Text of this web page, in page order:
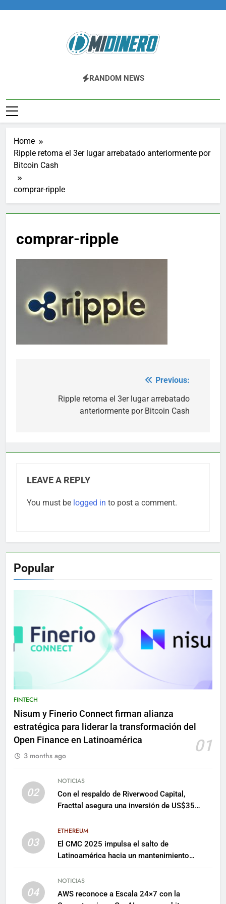
Midinero.co
Fintech, Criptomonedas
RANDOM NEWS
Home
Ripple retoma el 3er lugar arrebatado anteriormente por
Bitcoin Cash
comprar-ripple
comprar-ripple
navigation
Previous:
Ripple retoma el 3er lugar arrebatado
anteriormente por Bitcoin Cash
LEAVE A REPLY
You must be logged in to post a comment.
Popular
FINTECH
Nisum y Finerio Connect firman alianza
estratégica para liderar la transformación del
Open Finance en Latinoamérica
01
3 months ago
02
NOTICIAS
Con el respaldo de Riverwood Capital,
Fracttal asegura una inversión de US$35
03
ETHEREUM
El CMC 2025 impulsa el salto de
Latinoamérica hacia un mantenimiento
04
NOTICIAS
AWS reconoce a Escala 24×7 con la